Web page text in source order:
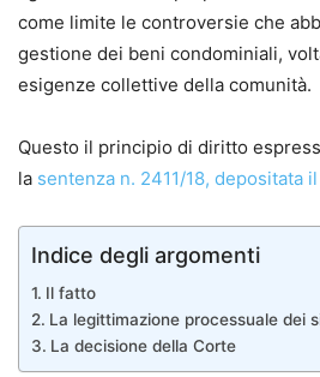
come limite le controversie che
gestione dei beni condominiali,
esigenze collettive della comunità.
Questo il principio di diritto
la sentenza n. 2411/18, depositata
Indice degli argomenti
Il fatto
La legittimazione processuale dei
La decisione della Corte